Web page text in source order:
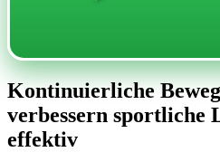
Kontinuierliche
verbessern sportliche
effektiv